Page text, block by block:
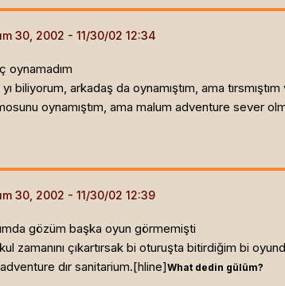
30, 2002
oynamadım
biliyorum, arkadaş da oynamıştım, ama
oynamıştım, ama malum adventure sever
30, 2002
gözüm başka oyun görmemişti
zamanını çıkartırsak bi oturuşta bitirdiğim bi
dır sanitarium.[hline]What dedin gülüm?